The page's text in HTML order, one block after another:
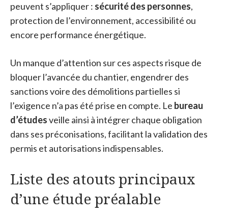
peuvent s’appliquer : sécurité des personnes,
protection de l’environnement, accessibilité ou
encore performance énergétique.
Un manque d’attention sur ces aspects risque de
bloquer l’avancée du chantier, engendrer des
sanctions voire des démolitions partielles si
l’exigence n’a pas été prise en compte. Le bureau
d’étudesveille ainsi à intégrer chaque obligation
dans ses préconisations, facilitant la validation des
permis et autorisations indispensables.
Liste des atouts principaux
d’une étude préalable